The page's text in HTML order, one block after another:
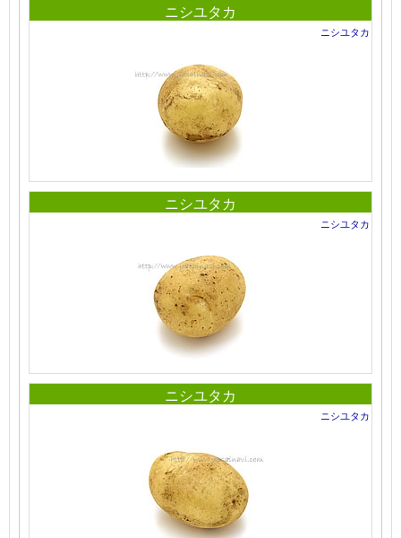
ニシユタカ
ニシユタカ
ニシユタカ
ニシユタカ
ニシユタカ
ニシユタカ